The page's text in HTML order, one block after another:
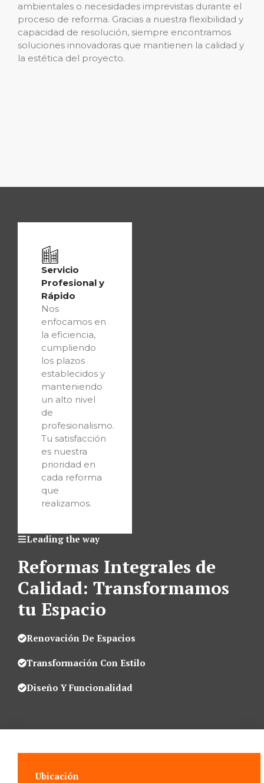
ambientales o necesidades imprevistas durante el
proceso de reforma. Gracias a nuestra flexibilidad y
capacidad de resolución, siempre encontramos
soluciones innovadoras que mantienen la calidad y
la estética del proyecto.
Leading the way
Reformas Integrales de
Calidad: Transformamos
tu Espacio
Renovación De Espacios
Transformación Con Estilo
Diseño Y Funcionalidad
Servicio
Profesional y
Rápido
Nos
enfocamos en
la eficiencia,
cumpliendo
los plazos
establecidos y
manteniendo
un alto nivel
de
profesionalismo.
Tu satisfacción
es nuestra
prioridad en
cada reforma
que
realizamos.
Ubicación